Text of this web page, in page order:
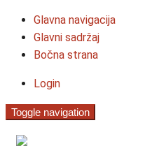
Glavna navigacija
Glavni sadržaj
Bočna strana
Login
Toggle navigation